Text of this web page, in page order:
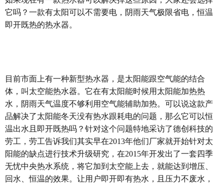
它吗？一款有太阳可以不需要电，阴雨天气极限省电，恒温
即开既热的热水器。
目前市面上有一种新型热水器，是太阳能跟空气能的结合
体，叫太空能热水器。它在有太阳能时候用太阳能加热热
水，阴雨天气温度不够利用空气能辅助加热。可以说这款产
品解决了太阳能冬天没有热水跟耗电的问题，那么它可以恒
温出水且即开既热吗？针对这个问题特地采访了德创科技的
劳工，劳工告诉我们其实早在2013年他们厂家就开始针对太
阳能的缺点进行技术升级研究，在2015年开发出了一套四季
无忧中央热水系统，将它加到太空能上去，就能达到增压、
回水、恒温的效果。让用户即开即有热水，且压力不废水，